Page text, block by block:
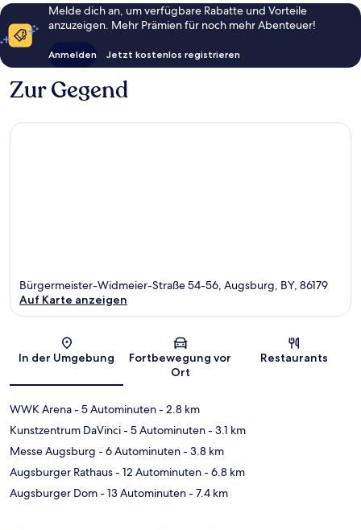
Melde dich an, um verfügbare Rabatte und Vorteile
anzuzeigen. Mehr Prämien für noch mehr Abenteuer!
Anmelden Jetzt kostenlos registrieren
Zur Gegend
Karte
Bürgermeister-Widmeier-Straße 54-56, Augsburg, BY, 86179
Auf Karte anzeigen
In der Umgebung
Fortbewegung vor
Ort
Restaurants
WWK Arena- 5 Autominuten- 2.8 km
Kunstzentrum DaVinci- 5 Autominuten- 3.1 km
Messe Augsburg - 6 Autominuten- 3.8 km
Augsburger Rathaus- 12 Autominuten- 6.8 km
Augsburger Dom- 13 Autominuten- 7.4 km